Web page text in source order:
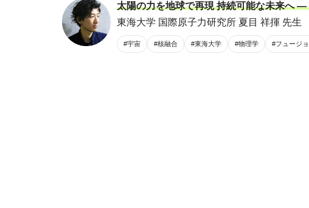
太陽の力を地球で再現 持続可能な未来へ
東海大学 国際原子力研究所 夏目 祥揮 先生
#宇宙 #核融合 #東海大学 #物理学 #フュージ